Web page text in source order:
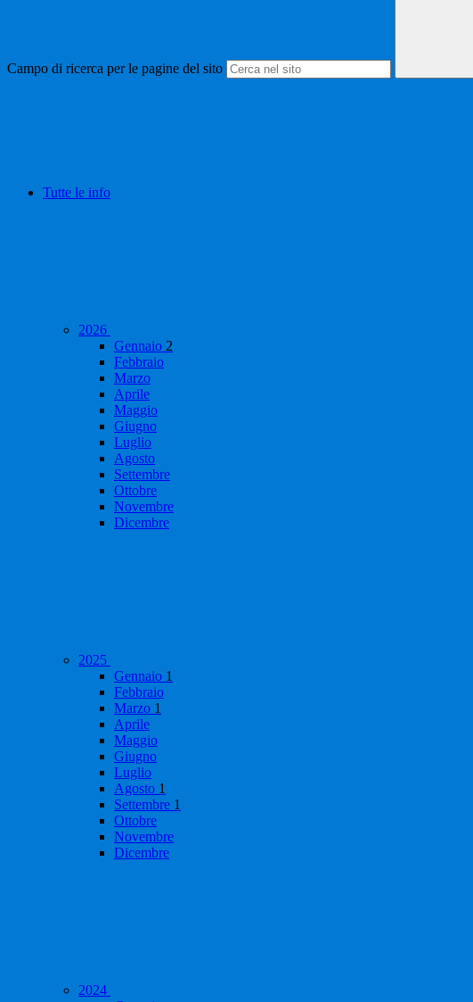
Campo di ricerca per le pagine del sito
Tutte le info
2026
Gennaio 2
Febbraio
Marzo
Aprile
Maggio
Giugno
Luglio
Agosto
Settembre
Ottobre
Novembre
Dicembre
2025
Gennaio 1
Febbraio
Marzo 1
Aprile
Maggio
Giugno
Luglio
Agosto 1
Settembre 1
Ottobre
Novembre
Dicembre
2024